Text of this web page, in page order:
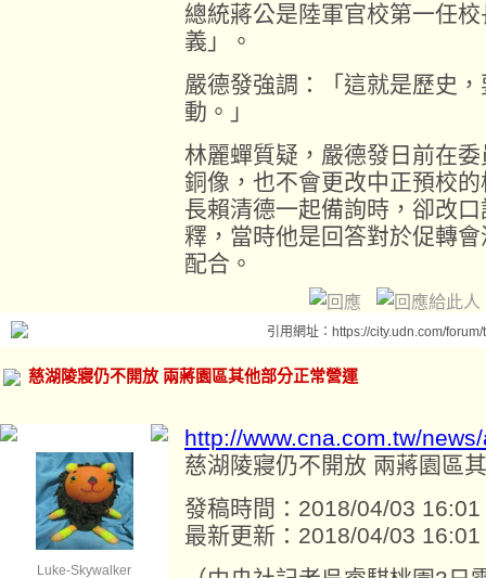
總統蔣公是陸軍官校第一任
義」。
嚴德發強調：「這就是歷史
動。」
林麗蟬質疑，嚴德發日前在
銅像，也不會更改中正預校
長賴清德一起備詢時，卻改
釋，當時他是回答對於促轉
配合。
引用網址：https://city.udn.com/
慈湖陵寢仍不開放 兩蔣園區其他部分正常營運
Luke-Skywalker
http://www.cna.com.tw/
慈湖陵寢仍不開放 兩蔣園區
發稿時間：2018/04/03 16:01
最新更新：2018/04/03 16:01